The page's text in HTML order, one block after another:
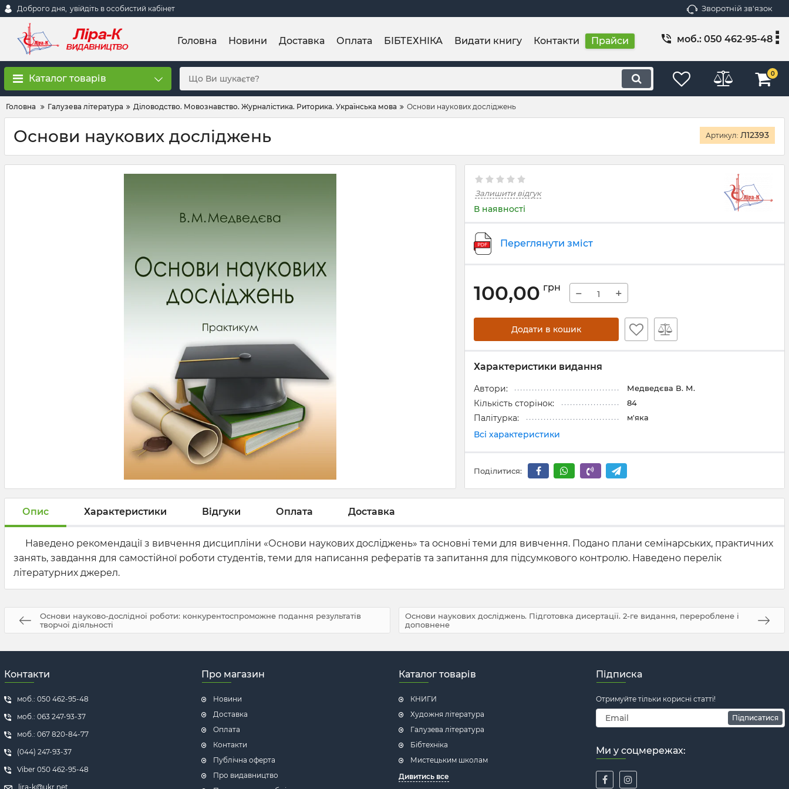
Доброго дня, увійдіть в особистий кабінет Зворотній зв'язок
Головна Новини Доставка Оплата БІБТЕХНІКА Видати книгу Контакти Прайси моб.: 050 462-95-48
Каталог товарів 0
Головна Галузева література Діловодство. Мовознавство. Журналістика. Риторика. Українська мова Основи наукових досліджень
Основи наукових досліджень Артикул: Л12393
Залишити відгук
В наявності
Переглянути зміст
100,00 грн − +
Додати в кошик
Характеристики видання
Автори: Медведєва В. М.
Кількість сторінок: 84
Палітурка: м'яка
Всі характеристики
Поділитися:
Опис Характеристики Відгуки Оплата Доставка
Наведено рекомендації з вивчення дисципліни «Основи наукових досліджень» та основні теми для вивчення. Подано плани семінарських, практичних
занять, завдання для самостійної роботи студентів, теми для написання рефератів та запитання для підсумкового контролю. Наведено перелік
літературних джерел.
Основи науково-дослідної роботи: конкурентоспроможне подання результатів
творчої діяльності
Основи наукових досліджень. Підготовка дисертації. 2-ге видання, перероблене і
доповнене
Контакти
моб.: 050 462-95-48
моб.: 063 247-93-37
моб.: 067 820-84-77
(044) 247-93-37
Viber 050 462-95-48
lira-k@ukr.net
Про магазин
Новини
Доставка
Оплата
Контакти
Публічна оферта
Про видавництво
Каталог товарів
КНИГИ
Художня література
Галузева література
Бібтехніка
Мистецьким школам
Дивитись все
Підписка
Отримуйте тільки корисні статті!
Підписатися
Ми у соцмережах: